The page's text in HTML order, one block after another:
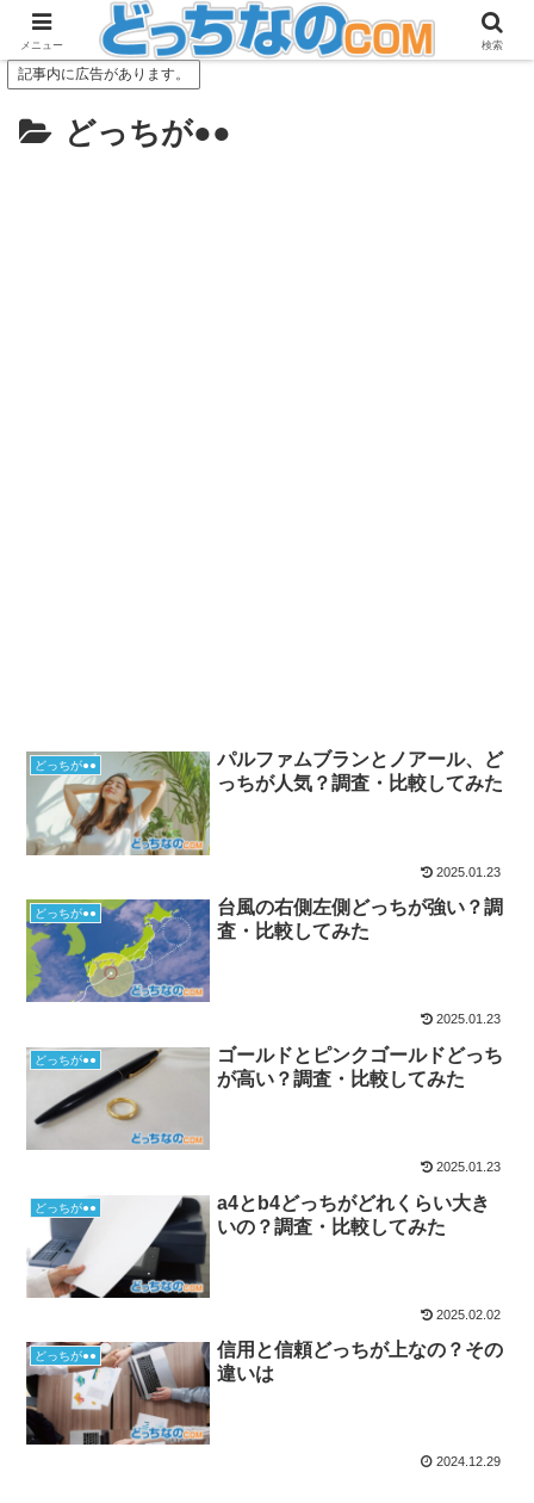
日常の「どっち？」を調査！ファクトチェック付で紹介
記事内に広告があります。
どっちが●●
どっちが●●
パルファムブランとノアール、ど
っちが人気？調査・比較してみた
2025.01.23
どっちが●●
台風の右側左側どっちが強い？調
査・比較してみた
2025.01.23
どっちが●●
ゴールドとピンクゴールドどっち
が高い？調査・比較してみた
2025.01.23
どっちが●●
a4とb4どっちがどれくらい大き
いの？調査・比較してみた
2025.02.02
どっちが●●
信用と信頼どっちが上なの？その
違いは
2024.12.29
メニュー 検索